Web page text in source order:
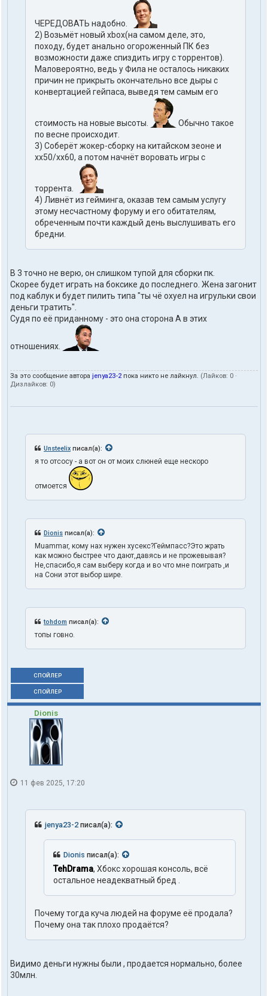
ЧЕРЕДОВАТЬ надобно.
2) Возьмёт новый xbox(на самом деле, это,
походу, будет анально огороженный ПК без
возможности даже спиздить игру с торрентов).
Маловероятно, ведь у Фила не осталось никаких
причин не прикрыть окончательно все дыры с
конвертацией гейпаса, выведя тем самым его
стоимость на новые высоты.
Обычно такое
по весне происходит.
3) Соберёт жокер-сборку на китайском зеоне и
хх50/хх60, а потом начнёт воровать игры с
торрента.
4) Ливнёт из гейминга, оказав тем самым услугу
этому несчастному форуму и его обитателям,
обреченным почти каждый день выслушивать его
бредни.
В 3 точно не верю, он слишком тупой для сборки пк.
Скорее будет играть на боксике до последнего. Жена загонит
под каблук и будет пилить типа "ты чё охуел на игрульки свои
деньги тратить".
Судя по её приданному - это она сторона А в этих
отношениях.
За это сообщение автора jenya23-2 пока никто не лайкнул. (Лайков: 0 ·
Дизлайков: 0)
Unsteelix писал(а):
я то отсосу - а вот он от моих слюней еще нескоро
отмоется
Dionis писал(а):
Muammar, кому нах нужен хусекс?Геймпасс?Это жрать
как можно быстрее что дают,давясь и не прожевывая?
Не,спасибо,я сам выберу когда и во что мне поиграть ,и
на Сони этот выбор шире.
tohdom писал(а):
топы говно.
СПОЙЛЕР
СПОЙЛЕР
Dionis
11 фев 2025, 17:20
jenya23-2писал(а):
Dionis писал(а):
TehDrama, Хбокс хорошая консоль, всё
остальное неадекватный бред .
Почему тогда куча людей на форуме её продала?
Почему она так плохо продаётся?
Видимо деньги нужны были , продается нормально, более
30млн.